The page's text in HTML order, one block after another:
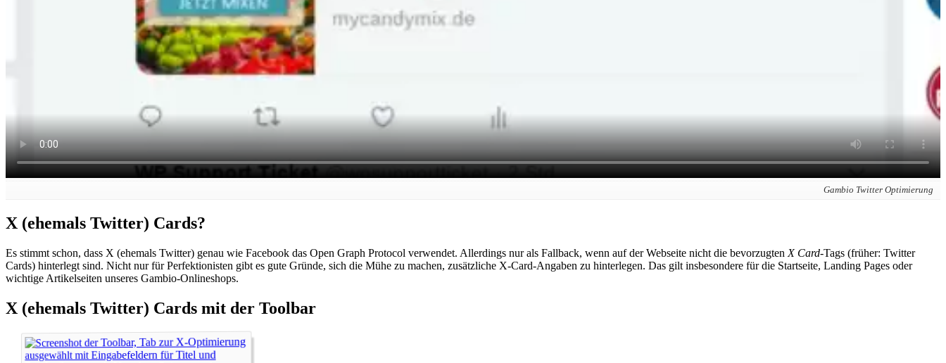
Gambio Twitter Optimierung
X (ehemals Twitter) Cards?
Es stimmt schon, dass X (ehemals Twitter) genau wie Facebook das Open Graph Protocol verwendet. Allerdings nur als Fallback, wenn auf der Webseite nicht die bevorzugten X Card-Tags (früher: Twitter
Cards) hinterlegt sind. Nicht nur für Perfektionisten gibt es gute Gründe, sich die Mühe zu machen, zusätzliche X-Card-Angaben zu hinterlegen. Das gilt insbesondere für die Startseite, Landing Pages oder
wichtige Artikelseiten unseres Gambio-Onlineshops.
X (ehemals Twitter) Cards mit der Toolbar